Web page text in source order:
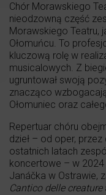
Chór Morawskiego
nieodzowną część
Morawskiego Teatru,
Ołomuńcu. To
kluczową rolę w
musicalowych. Z
ugruntował swoją
znacząco
Ołomuniec oraz
Repertuar chóru
dzieł – od oper,
ostatnich latach
koncertowe – w 2024
Janáčka w Ostrawie,
Cantico delle creature